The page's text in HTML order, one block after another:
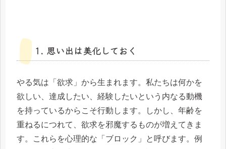
1. 思い出は美化しておく
やる気は「欲求」から生まれます。私たちは何かを
欲しい、達成したい、経験したいという内なる動機
を持っているからこそ行動します。しかし、年齢を
重ねるにつれて、欲求を邪魔するものが増えてきま
す。これらを心理的な「ブロック」と呼びます。例